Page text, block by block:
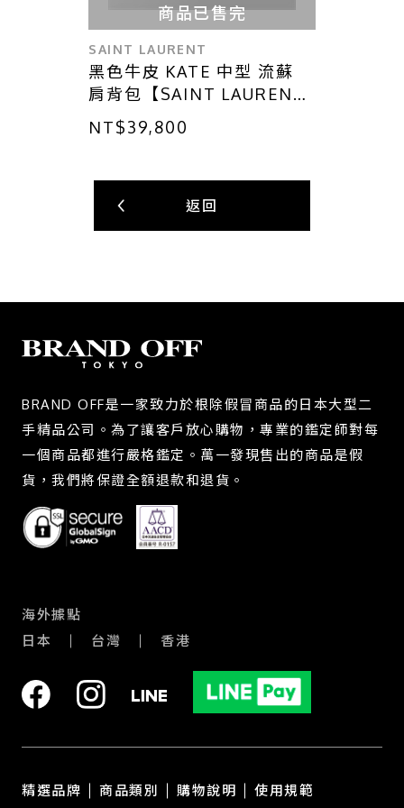
商品已售完
SAINT LAURENT
黑色牛皮 KATE 中型 流蘇
肩背包【SAINT LAURENT
YSL 聖羅蘭】 354119
NT$39,800
返回
BRAND OFF是一家致力於根除假冒商品的日本大型二
手精品公司。為了讓客戶放心購物，專業的鑑定師對每
一個商品都進行嚴格鑑定。萬一發現售出的商品是假
貨，我們將保證全額退款和退貨。
海外據點
日本
台灣 香港
精選品牌 商品類別 購物說明 使用規範